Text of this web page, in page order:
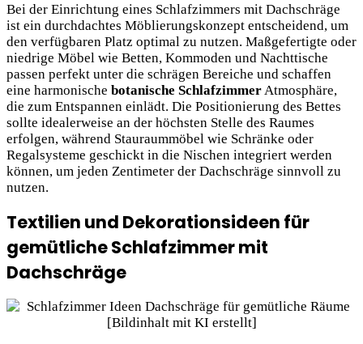
Bei der Einrichtung eines Schlafzimmers mit Dachschräge
ist ein durchdachtes Möblierungskonzept entscheidend, um
den verfügbaren Platz optimal zu nutzen. Maßgefertigte oder
niedrige Möbel wie Betten, Kommoden und Nachttische
passen perfekt unter die schrägen Bereiche und schaffen
eine harmonische botanische Schlafzimmer Atmosphäre,
die zum Entspannen einlädt. Die Positionierung des Bettes
sollte idealerweise an der höchsten Stelle des Raumes
erfolgen, während Stauraummöbel wie Schränke oder
Regalsysteme geschickt in die Nischen integriert werden
können, um jeden Zentimeter der Dachschräge sinnvoll zu
nutzen.
Textilien und Dekorationsideen für
gemütliche Schlafzimmer mit
Dachschräge